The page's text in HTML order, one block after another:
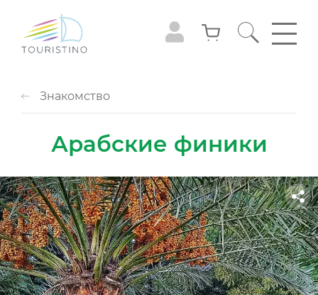
Знакомство
Арабские финики